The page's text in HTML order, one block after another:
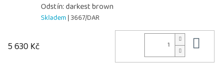
Odstín: darkest brown
Skladem| 3667/DAR
5 630 Kč